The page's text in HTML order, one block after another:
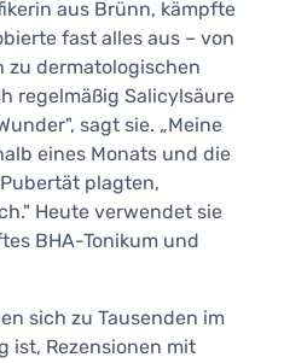
aus Brünn, kämpfte
fast alles aus – von
zu dermatologischen
regelmäßig Salicylsäure
sagt sie. „Meine
eines Monats und die
plagten,
Heute verwendet sie
BHA-Tonikum und
sich zu Tausenden im
ist, Rezensionen mit